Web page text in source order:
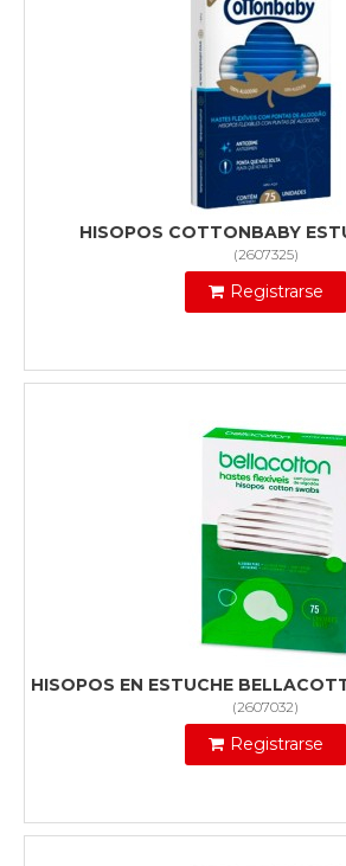
HISOPOS COTTONBABY
(2607325)
Registrarse
HISOPOS EN ESTUCHE
(2607032)
Registrarse